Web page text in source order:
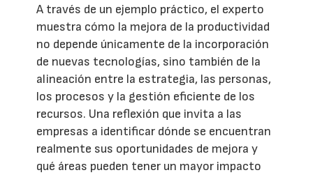
A través de un ejemplo práctico, el experto
muestra cómo la mejora de la productividad
no depende únicamente de la incorporación
de nuevas tecnologías, sino también de la
alineación entre la estrategia, las personas,
los procesos y la gestión eficiente de los
recursos. Una reflexión que invita a las
empresas a identificar dónde se encuentran
realmente sus oportunidades de mejora y
qué áreas pueden tener un mayor impacto